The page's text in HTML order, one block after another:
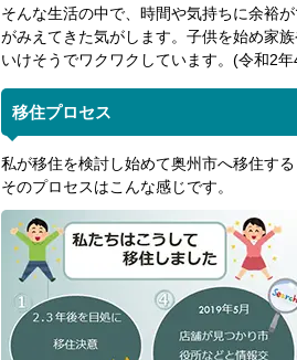
そんな生活の中で、時間や気持ちに余裕
がみえてきた気がします。子供を始め家
いけそうでワクワクしています。(令和2
移住プロセス
私が移住を検討し始めて奥州市へ移住する
そのプロセスはこんな感じです。